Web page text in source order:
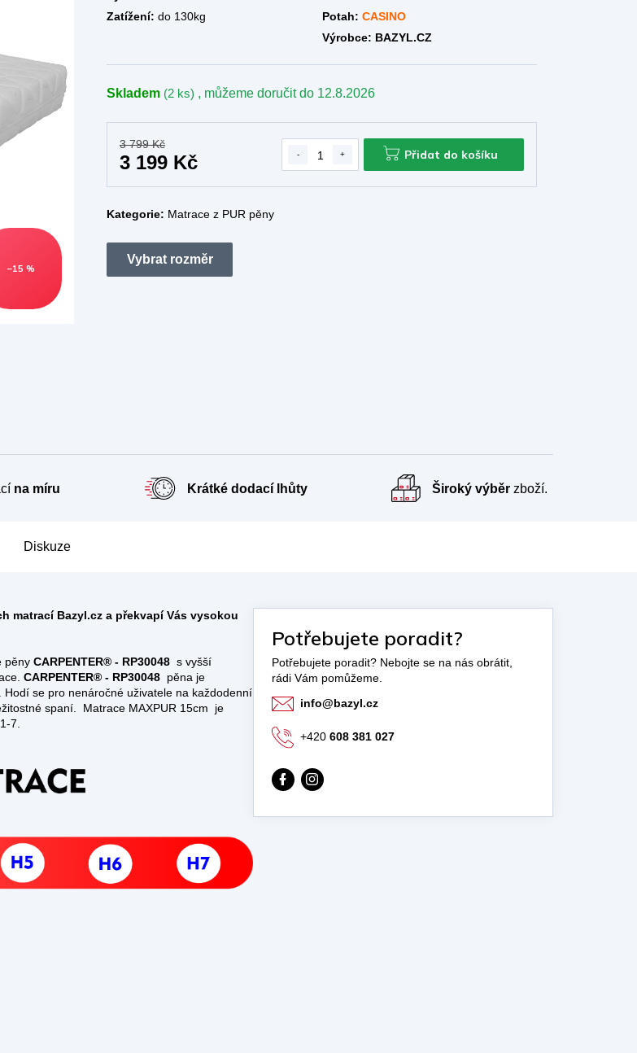
–15 %
Skladem (2 ks) , můžeme doručit do 12.8.2026
Zatížení: do 130kg Potah: CASINO
Výrobce: BAZYL.CZ
Kategorie: Matrace z PUR pěny
3 799 Kč
3 199 Kč Přidat do košíku
na míru Krátké dodací lhůty Široký výběrzboží.
Diskuze
matrací Bazyl.cz a překvapí Vás vysokou
pěny CARPENTER® - RP30048 s vyšší
CARPENTER® - RP30048 pěna je
se pro nenáročné uživatele na každodenní
spaní. Matrace MAXPUR 15cm je
7.
Potřebujete poradit?
info@bazyl.cz
+420608 381 027